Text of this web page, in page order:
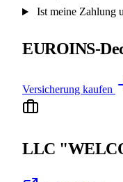
Ist meine Zahlung
EUROINS-
Versicherung kaufen
LLC